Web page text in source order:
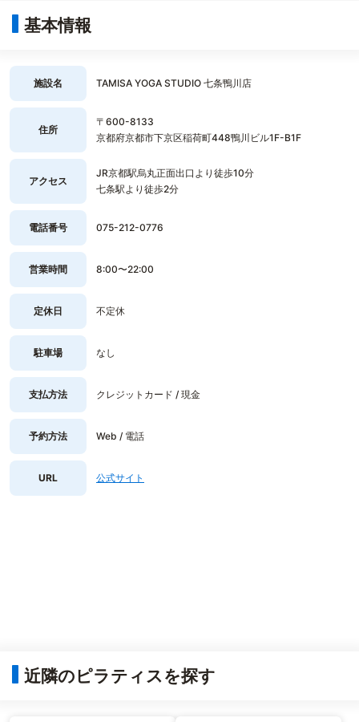
基本情報
施設名 TAMISA YOGA STUDIO 七条鴨川店
住所
〒600-8133
京都府京都市下京区稲荷町448鴨川ビル1F-B1F
アクセス
JR京都駅烏丸正面出口より徒歩10分
七条駅より徒歩2分
電話番号 075-212-0776
営業時間 8:00〜22:00
定休日 不定休
駐車場 なし
支払方法 クレジットカード / 現金
予約方法 Web / 電話
URL 公式サイト
近隣のピラティスを探す